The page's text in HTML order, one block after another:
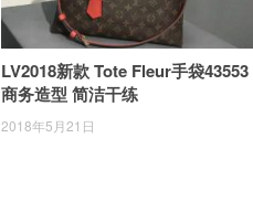
LV2018新款 Tote Fleur手袋43553
商务造型 简洁干练
2018年5月21日